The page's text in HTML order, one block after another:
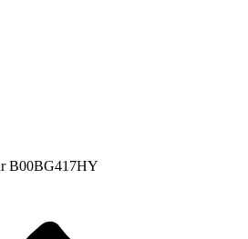
B00BG417HY